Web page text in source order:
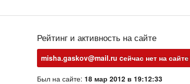
Рейтинг и активность на сайте
misha.gaskov@mail.ru cейчас нет на сайте
х
Был на сайте: 18 мар 2012 в 19:12:33